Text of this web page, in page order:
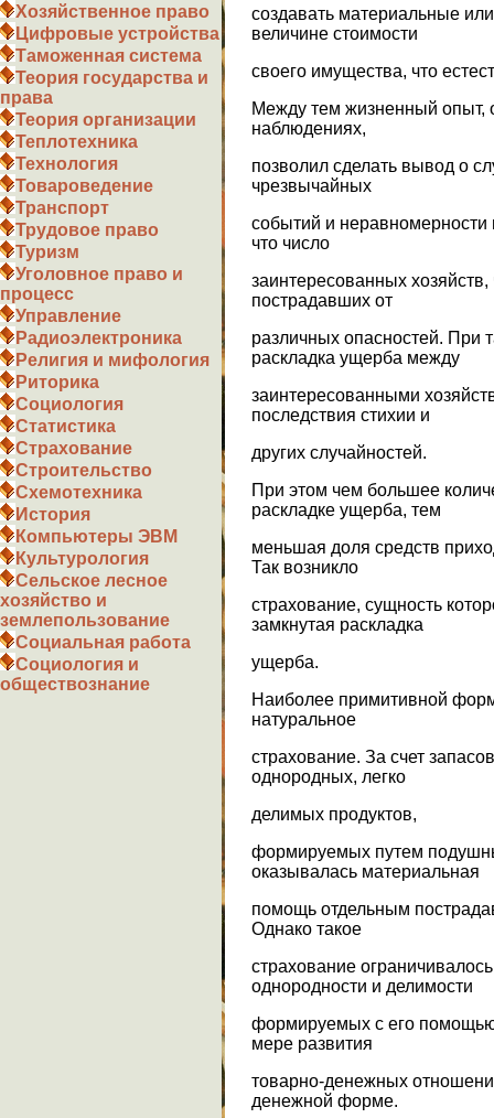
Хозяйственное право
Цифровые устройства
Таможенная система
Теория государства и
права
Теория организации
Теплотехника
Технология
Товароведение
Транспорт
Трудовое право
Туризм
Уголовное право и
процесс
Управление
Радиоэлектроника
Религия и мифология
Риторика
Социология
Статистика
Страхование
Строительство
Схемотехника
История
Компьютеры ЭВМ
Культурология
Сельское лесное
хозяйство и
землепользование
Социальная работа
Социология и
обществознание
создавать материальные
величине стоимости
своего имущества, что
Между тем жизненный опыт,
наблюдениях,
позволил сделать вывод о
чрезвычайных
событий и
что число
заинтересованных
пострадавших от
различных опасностей. При
раскладка ущерба между
заинтересованными
последствия стихии и
других случайностей.
При этом чем большее
раскладке ущерба, тем
меньшая доля средств
Так возникло
страхование, сущность
замкнутая раскладка
ущерба.
Наиболее примитивной
натуральное
страхование. За счет
однородных, легко
делимых продуктов,
формируемых путем
оказывалась материальная
помощь отдельным
Однако такое
страхование
однородности и делимости
формируемых с его
мере развития
товарно-денежных
денежной форме.